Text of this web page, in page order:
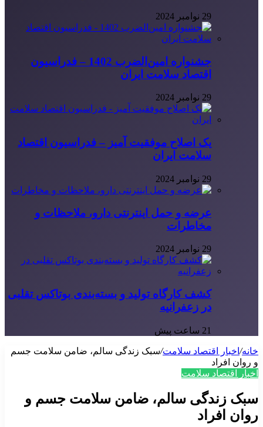
29 نوامبر 2024
جشنواره امین‌الضرب 1402 – فدراسیون
اقتصاد سلامت ایران
29 نوامبر 2024
یک اصلاح موفقیت آمیز – فدراسیون اقتصاد
سلامت ایران
29 نوامبر 2024
عرضه و حمل اینترنتی دارو، ملاحظات و
مخاطرات
29 نوامبر 2024
کشف کارگاه تولید و بسته‌بندی بوتاکس تقلبی
در زعفرانیه
21 ساعت پیش
خانه/ اخبار اقتصاد سلامت/سبک زندگی سالم، ضامن سلامت جسم
و روان افراد
اخبار اقتصاد سلامت
سبک زندگی سالم، ضامن سلامت جسم و
روان افراد